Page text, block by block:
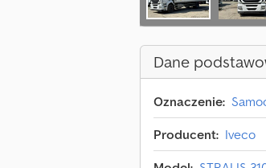
Dane
Oznaczenie:
Producent: Iveco